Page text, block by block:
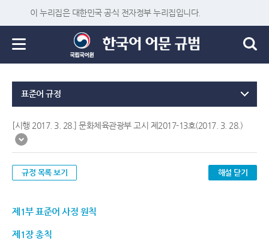
이 누리집은 대한민국 공식 전자정부 누리집입니다.
표준어 규정
[시행 2017. 3. 28.] 문화체육관광부 고시 제2017-13호(2017. 3. 28.)
규정 목록 보기 해설 닫기
제1부 표준어 사정 원칙
제1장 총칙